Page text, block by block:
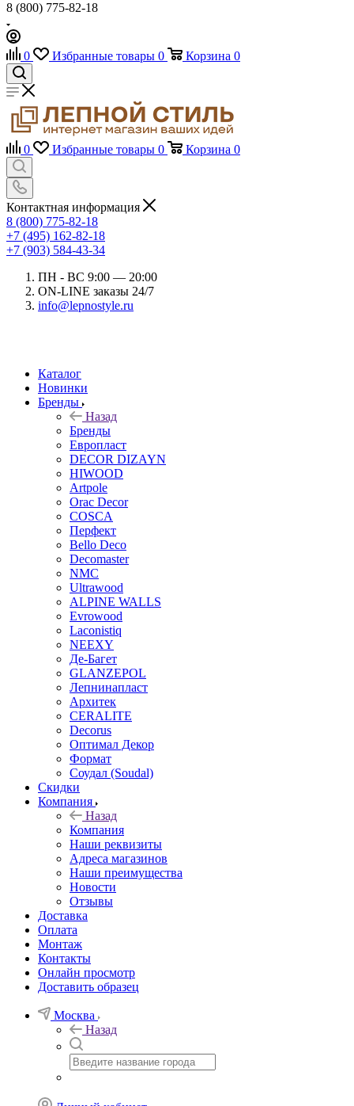
8 (800) 775-82-18
0 Избранные товары 0 Корзина 0
0 Избранные товары 0 Корзина 0
Контактная информация
8 (800) 775-82-18
+7 (495) 162-82-18
+7 (903) 584-43-34
ПН - ВС 9:00 — 20:00
ON-LINE заказы 24/7
info@lepnostyle.ru
Каталог
Новинки
Бренды
Назад
Бренды
Европласт
DECOR DIZAYN
HIWOOD
Artpole
Orac Decor
COSCA
Перфект
Bello Deco
Decomaster
NMС
Ultrawood
ALPINE WALLS
Evrowood
Laconistiq
NEEXY
Де-Багет
GLANZEPOL
Лепнинапласт
Архитек
CERALITE
Decorus
Оптимал Декор
Формат
Соудал (Soudal)
Скидки
Компания
Назад
Компания
Наши реквизиты
Адреса магазинов
Наши преимущества
Новости
Отзывы
Доставка
Оплата
Монтаж
Контакты
Онлайн просмотр
Доставить образец
Москва
Назад